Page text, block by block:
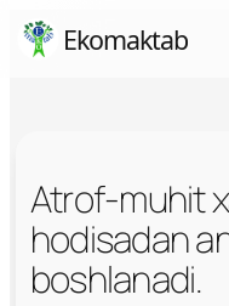
Skip Ekomaktab
Atrof-muhit
hodisadan
boshlanadi.